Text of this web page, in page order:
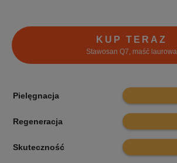
KUP TERAZ
Stawosan Q7, maść laurowa
Pielęgnacja 7.7
Regeneracja 7.6
Skuteczność 7.8